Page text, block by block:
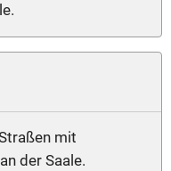
mit
der Saale.